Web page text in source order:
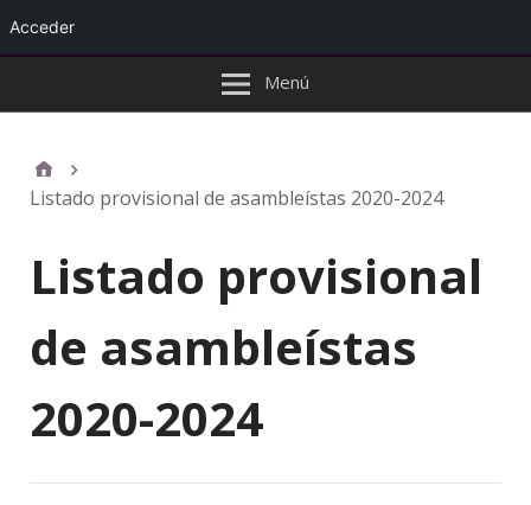
Menú
Listado provisional de asambleístas 2020-2024
Listado provisional
de asambleístas
2020-2024
Acceder